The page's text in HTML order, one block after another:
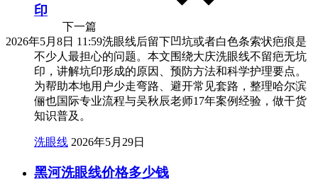
下一篇
2026年5月8日 11:59
印
洗眼线后留下凹坑或者白色条索状疤痕是
不少人最担心的问题。本文围绕大庆洗眼线不留疤无坑
印，讲解坑印形成的原因、预防方法和科学护理要点。
为帮助本地用户少走弯路、避开常见套路，整理哈尔滨
俪也国际专业流程与吴秋辰老师17年案例经验，做干货
知识普及。
洗眼线 2026年5月29日
黑河洗眼线价格多少钱